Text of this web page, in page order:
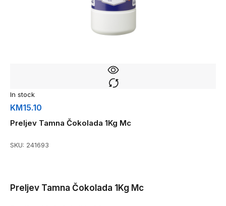
In stock
KM15.10
Preljev Tamna Čokolada 1Kg Mc
SKU: 241693
Preljev Tamna Čokolada 1Kg Mc